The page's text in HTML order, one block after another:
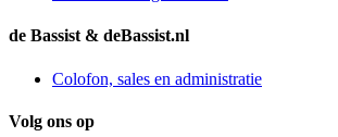
de Bassist & deBassist.nl
Colofon, sales en administratie
Volg ons op